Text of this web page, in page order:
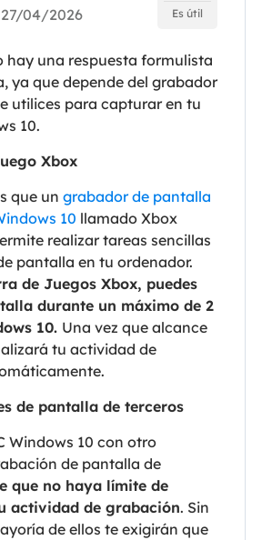
27/04/2026 Es útil
hay una respuesta formulista
ya que depende del grabador
utilices para capturar en tu
10.
Xbox
que un grabador de pantalla
10 llamado Xbox
realizar tareas sencillas
pantalla en tu ordenador.
de Juegos Xbox, puedes
durante un máximo de 2
10. Una vez que alcance
tu actividad de
de pantalla de terceros
Windows 10 con otro
de pantalla de
que no haya límite de
actividad de grabación. Sin
de ellos te exigirán que